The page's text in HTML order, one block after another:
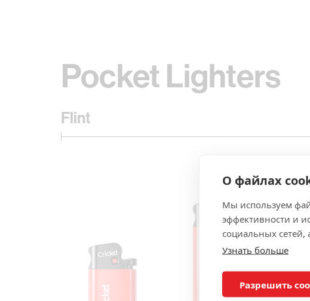
О файлах
Мы используем
эффективности и
социальных
Узнать больше
Разрешить
Pocket Lighters
Flint